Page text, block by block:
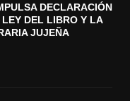
DECLARACIÓN
LEY DEL LIBRO Y LA
JUJEÑA